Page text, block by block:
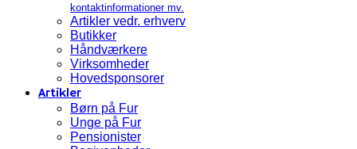
kontaktinformationer mv.
Artikler vedr. erhverv
Butikker
Håndværkere
Virksomheder
Hovedsponsorer
Artikler
Børn på Fur
Unge på Fur
Pensionister